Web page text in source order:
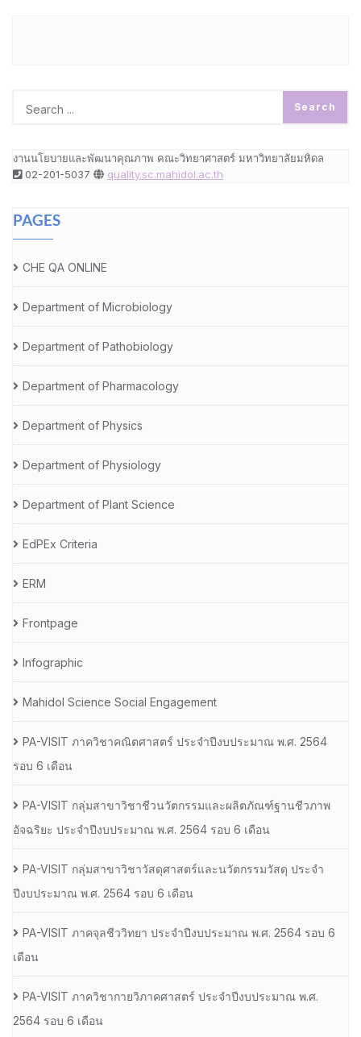
งานนโยบายและพัฒนาคุณภาพ คณะวิทยาศาสตร์ มหาวิทยาลัยมหิดล
02-201-5037
quality.sc.mahidol.ac.th
PAGES
CHE QA ONLINE
Department of Microbiology
Department of Pathobiology
Department of Pharmacology
Department of Physics
Department of Physiology
Department of Plant Science
EdPEx Criteria
ERM
Frontpage
Infographic
Mahidol Science Social Engagement
PA-VISIT ภาควิชาคณิตศาสตร์ ประจำปีงบประมาณ พ.ศ. 2564
รอบ 6 เดือน
PA-VISIT กลุ่มสาขาวิชาชีวนวัตกรรมและผลิตภัณฑ์ฐานชีวภาพ
อัจฉริยะ ประจำปีงบประมาณ พ.ศ. 2564 รอบ 6 เดือน
PA-VISIT กลุ่มสาขาวิชาวัสดุศาสตร์และนวัตกรรมวัสดุ ประจำ
ปีงบประมาณ พ.ศ. 2564 รอบ 6 เดือน
PA-VISIT ภาคจุลชีววิทยา ประจำปีงบประมาณ พ.ศ. 2564 รอบ 6
เดือน
PA-VISIT ภาควิชากายวิภาคศาสตร์ ประจำปีงบประมาณ พ.ศ.
2564 รอบ 6 เดือน